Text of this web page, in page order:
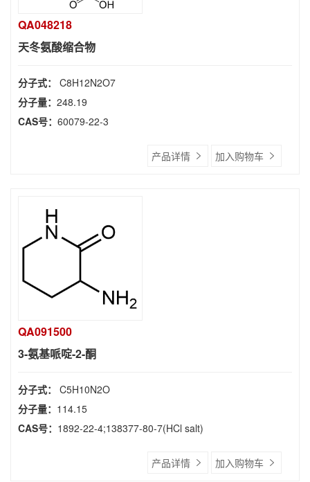
QA048218
天冬氨酸缩合物
分子式： C8H12N2O7
分子量： 248.19
CAS号： 60079-22-3
产品详情 加入购物车
QA091500
3-氨基哌啶-2-酮
分子式： C5H10N2O
分子量： 114.15
CAS号： 1892-22-4;138377-80-7(HCl salt)
产品详情 加入购物车